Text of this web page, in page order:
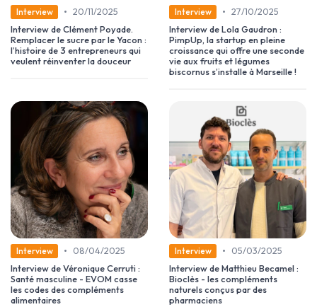
Interview • 20/11/2025
Interview de Clément Poyade.
Remplacer le sucre par le Yacon :
l’histoire de 3 entrepreneurs qui
veulent réinventer la douceur
Interview • 27/10/2025
Interview de Lola Gaudron :
PimpUp, la startup en pleine
croissance qui offre une seconde
vie aux fruits et légumes
biscornus s’installe à Marseille !
Interview •
08/04/2025
Interview de Véronique Cerruti :
Santé masculine - EVOM casse
les codes des compléments
alimentaires
Interview •
05/03/2025
Interview de Matthieu Becamel :
Bioclès - les compléments
naturels conçus par des
pharmaciens